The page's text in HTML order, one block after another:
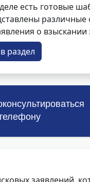
есть готовые
различные
о
раздел